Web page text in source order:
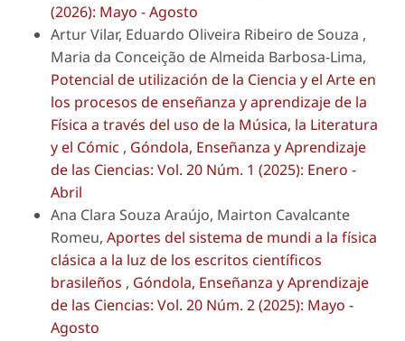
(2026): Mayo - Agosto
Artur Vilar, Eduardo Oliveira Ribeiro de Souza ,
Maria da Conceição de Almeida Barbosa-Lima,
Potencial de utilización de la Ciencia y el Arte en
los procesos de enseñanza y aprendizaje de la
Física a través del uso de la Música, la Literatura
y el Cómic , Góndola, Enseñanza y Aprendizaje
de las Ciencias: Vol. 20 Núm. 1 (2025): Enero -
Abril
Ana Clara Souza Araújo, Mairton Cavalcante
Romeu, Aportes del sistema de mundi a la física
clásica a la luz de los escritos científicos
brasileños , Góndola, Enseñanza y Aprendizaje
de las Ciencias: Vol. 20 Núm. 2 (2025): Mayo -
Agosto